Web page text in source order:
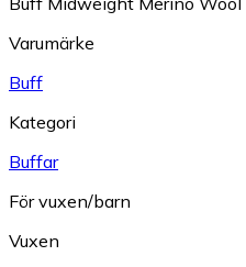
Varumärke
Buff
Kategori
Buffar
För vuxen/barn
Vuxen